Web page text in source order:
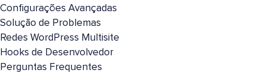
Configurações Avançadas
Solução de Problemas
Redes WordPress Multisite
Hooks de Desenvolvedor
Perguntas Frequentes